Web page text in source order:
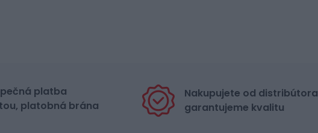
platba
platobná brána
Nakupujete od distribútora
garantujeme kvalitu